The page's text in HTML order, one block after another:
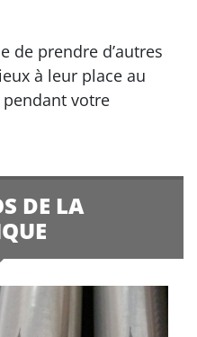
de prendre d’autres
à leur place au
votre
DE LA